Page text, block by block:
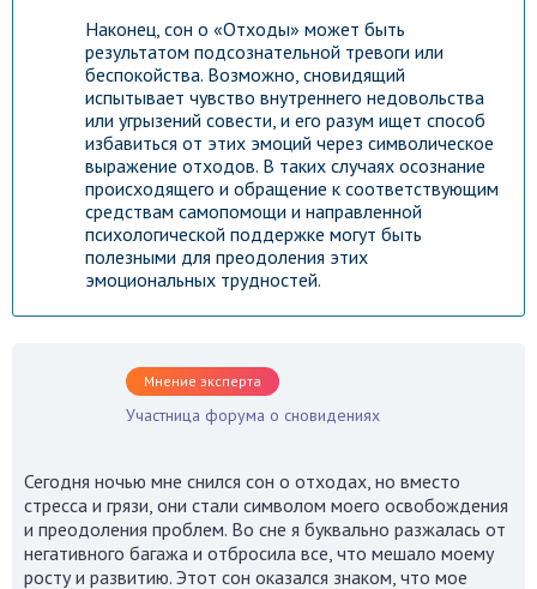
Гороскоп на каждый день!
Узнай что ждет тебя уже
Наконец, сон о «Отходы» может быть
результатом подсознательной тревоги или
беспокойства. Возможно, сновидящий
испытывает чувство внутреннего недовольства
или угрызений совести, и его разум ищет способ
избавиться от этих эмоций через символическое
выражение отходов. В таких случаях осознание
происходящего и обращение к соответствующим
средствам самопомощи и направленной
психологической поддержке могут быть
полезными для преодоления этих
эмоциональных трудностей.
Мнение эксперта
Участница форума о сновидениях
Сегодня ночью мне снился сон о отходах, но вместо
стресса и грязи, они стали символом моего освобождения
и преодоления проблем. Во сне я буквально разжалась от
негативного багажа и отбросила все, что мешало моему
росту и развитию. Этот сон оказался знаком, что мое